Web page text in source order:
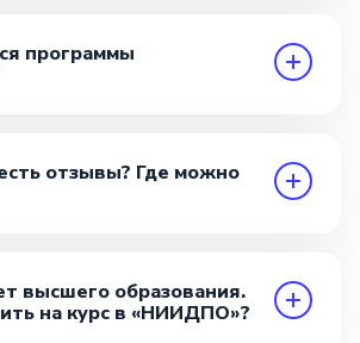
программы
отзывы? Где можно
высшего образования.
на курс в «НИИДПО»?